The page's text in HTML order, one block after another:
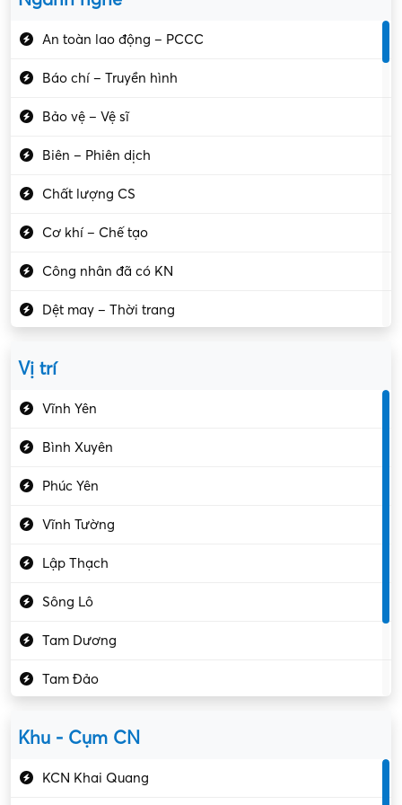
An toàn lao động – PCCC
Báo chí – Truyền hình
Bảo vệ – Vệ sĩ
Biên – Phiên dịch
Chất lượng CS
Cơ khí – Chế tạo
Công nhân đã có KN
Dệt may – Thời trang
Kiểm soát chất lượng
Kỹ sư cơ khí
Kỹ sư điện
Vị trí
Vĩnh Yên
Bình Xuyên
Phúc Yên
Vĩnh Tường
Lập Thạch
Sông Lô
Tam Dương
Tam Đảo
Khu - Cụm CN
KCN Khai Quang